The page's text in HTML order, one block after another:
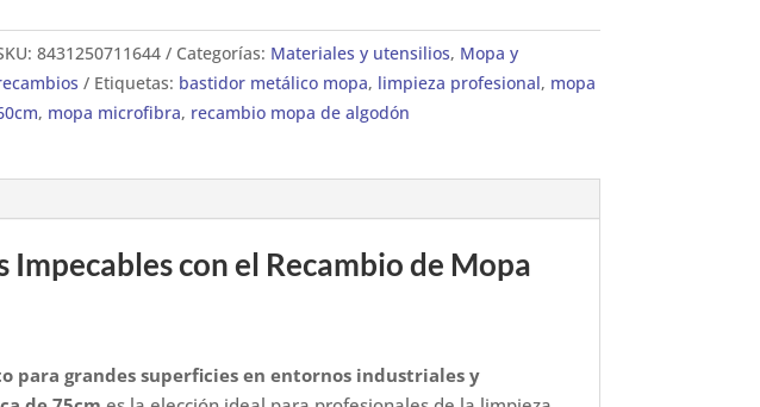
8431250711644 Categorías: Materiales y utensilios, Mopa y
Etiquetas: bastidor metálico mopa, limpieza profesional, mopa
, mopa microfibra, recambio mopa de algodón
con el Recambio de Mopa
para grandes superficies en entornos industriales y